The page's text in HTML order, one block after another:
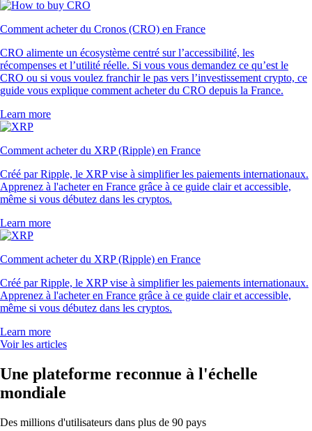
Comment acheter du Cronos (CRO) en France
CRO alimente un écosystème centré sur l’accessibilité, les
récompenses et l’utilité réelle. Si vous vous demandez ce qu’est le
CRO ou si vous voulez franchir le pas vers l’investissement crypto, ce
guide vous explique comment acheter du CRO depuis la France.
Learn more
Comment acheter du XRP (Ripple) en France
Créé par Ripple, le XRP vise à simplifier les paiements internationaux.
Apprenez à l'acheter en France grâce à ce guide clair et accessible,
même si vous débutez dans les cryptos.
Learn more
Comment acheter du XRP (Ripple) en France
Créé par Ripple, le XRP vise à simplifier les paiements internationaux.
Apprenez à l'acheter en France grâce à ce guide clair et accessible,
même si vous débutez dans les cryptos.
Learn more
Voir les articles
Une plateforme reconnue à l'échelle
mondiale
Des millions d'utilisateurs dans plus de 90 pays